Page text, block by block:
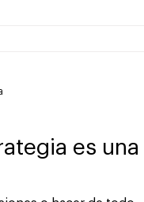
es una